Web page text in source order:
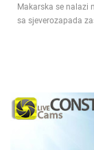
Makarska se nalazi
sa sjeverozapada